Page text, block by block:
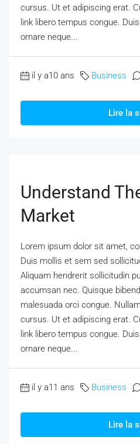
cursus. Ut et adipiscing erat.
link libero tempus congue.
ornare neque...
il y a10 ans Business
Lire la
Understand
Market
Lorem ipsum dolor sit amet,
Duis mollis et sem sed
Aliquam hendrerit sollicitudin
accumsan nec. Quisque
malesuada orci congue.
cursus. Ut et adipiscing erat.
link libero tempus congue.
ornare neque...
il y a11 ans Business
Lire la